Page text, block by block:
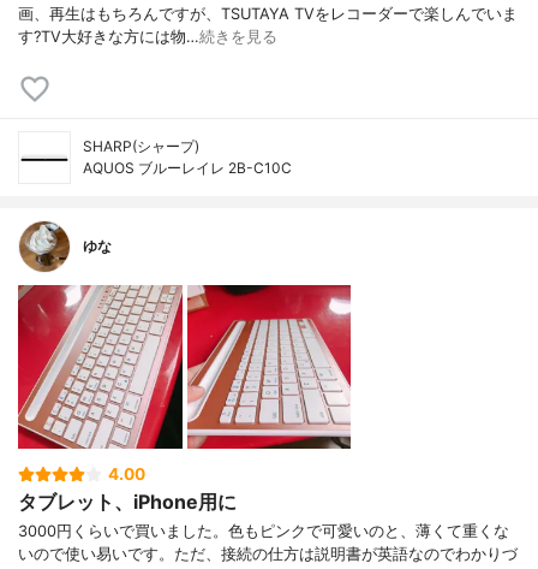
画、再生はもちろんですが、TSUTAYA TVをレコーダーで楽しんでいま
す?TV大好きな方には物…続きを見る
SHARP(シャープ)
AQUOS ブルーレイレ 2B-C10C
ゆな
4.00
タブレット、iPhone用に
3000円くらいで買いました。色もピンクで可愛いのと、薄くて重くな
いので使い易いです。ただ、接続の仕方は説明書が英語なのでわかりづ